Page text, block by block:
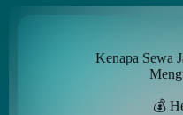
Kenapa Sewa
💰